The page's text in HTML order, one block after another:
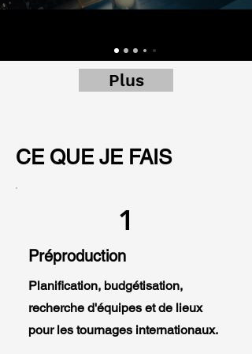
Plus
CE QUE JE FAIS
1
Préproduction
Planification, budgétisation,
recherche d'équipes et de lieux
pour les tournages internationaux.